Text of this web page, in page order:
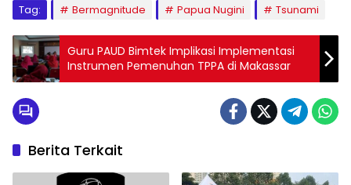
Tag: Bermagnitude Papua Nugini Tsunami
Guru PAUD Bimtek Implikasi Implementasi
Instrumen Pemenuhan TPPA di Makassar
Berita Terkait